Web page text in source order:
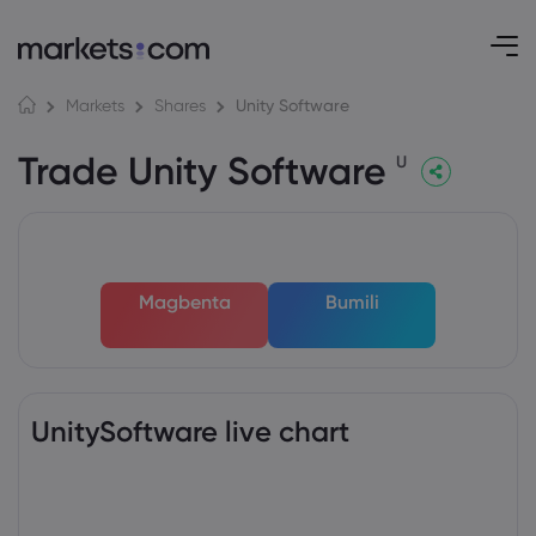
Markets Shares Unity Software
Trade Unity Software U
Magbenta Bumili
UnitySoftware live chart